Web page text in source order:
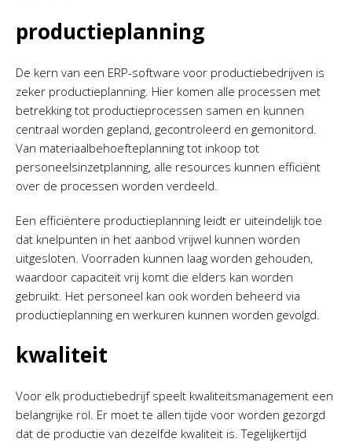
productieplanning
De kern van een ERP-software voor productiebedrijven is
zeker productieplanning. Hier komen alle processen met
betrekking tot productieprocessen samen en kunnen
centraal worden gepland, gecontroleerd en gemonitord.
Van materiaalbehoefteplanning tot inkoop tot
personeelsinzetplanning, alle resources kunnen efficiënt
over de processen worden verdeeld.
Een efficiëntere productieplanning leidt er uiteindelijk toe
dat knelpunten in het aanbod vrijwel kunnen worden
uitgesloten. Voorraden kunnen laag worden gehouden,
waardoor capaciteit vrij komt die elders kan worden
gebruikt. Het personeel kan ook worden beheerd via
productieplanning en werkuren kunnen worden gevolgd.
kwaliteit
Voor elk productiebedrijf speelt kwaliteitsmanagement een
belangrijke rol. Er moet te allen tijde voor worden gezorgd
dat de productie van dezelfde kwaliteit is. Tegelijkertijd